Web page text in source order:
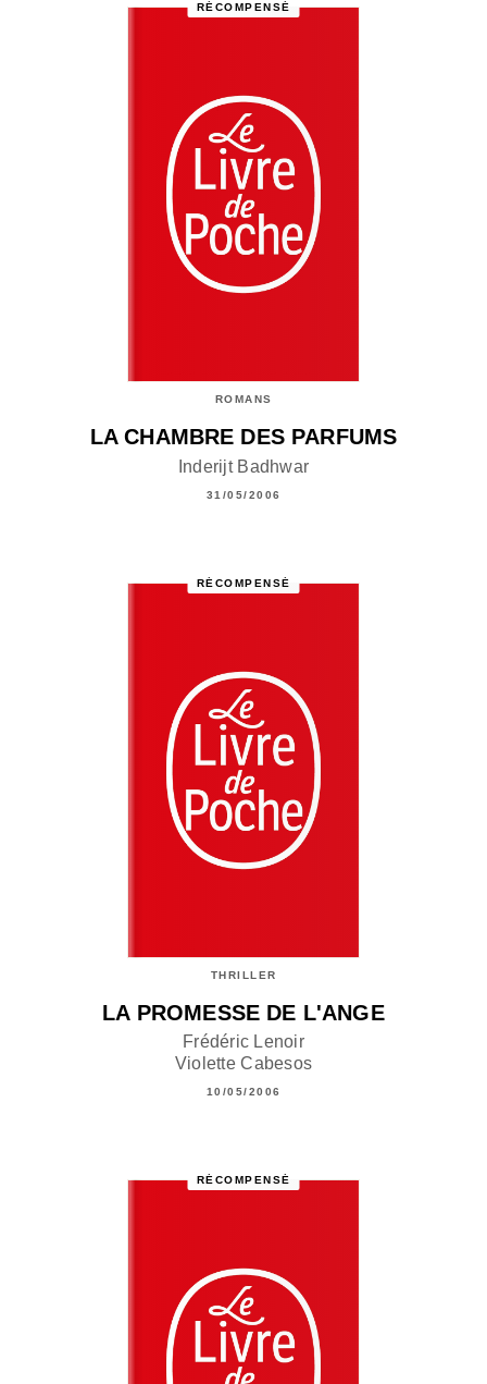
RÉCOMPENSÉ
ROMANS
LA CHAMBRE DES PARFUMS
Inderijt Badhwar
31/05/2006
RÉCOMPENSÉ
THRILLER
LA PROMESSE DE L'ANGE
Frédéric Lenoir
Violette Cabesos
10/05/2006
RÉCOMPENSÉ